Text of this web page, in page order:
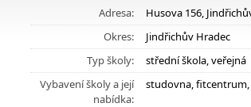
Adresa:
Husova 156,
Okres:
Jindřichův Hradec
Typ školy:
střední škola, veřejná
Vybavení školy a její
nabídka:
studovna,